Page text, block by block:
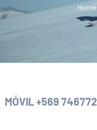
Home
MÓVIL +569